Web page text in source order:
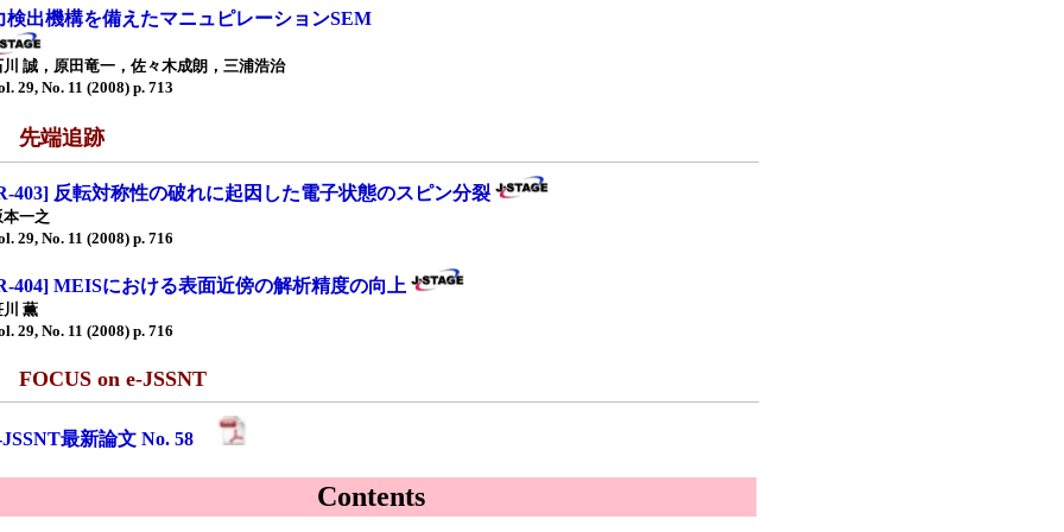
検出機構を備えたマニュピレーションSEM
川 誠，原田竜一，佐々木成朗，三浦浩治
29, No. 11 (2008) p. 713
先端追跡
403] 反転対称性の破れに起因した電子状態のスピン分裂
本一之
29, No. 11 (2008) p. 716
404] MEISにおける表面近傍の解析精度の向上
川 薫
29, No. 11 (2008) p. 716
FOCUS on e-JSSNT
JSSNT最新論文 No. 58
Contents